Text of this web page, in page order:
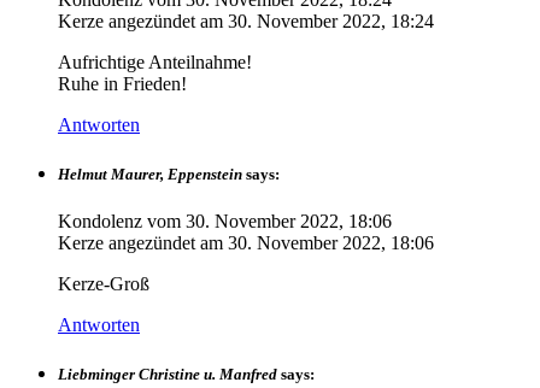
Kerze angezündet am 30. November 2022, 18:24
Aufrichtige Anteilnahme!
Ruhe in Frieden!
Antworten
Helmut Maurer, Eppenstein says:
Kondolenz vom 30. November 2022, 18:06
Kerze angezündet am 30. November 2022, 18:06
Kerze-Groß
Antworten
Liebminger Christine u. Manfred says: